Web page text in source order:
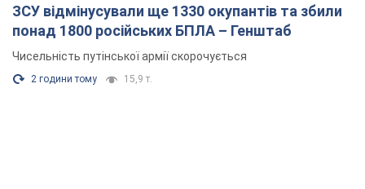
ЗСУ відмінусували ще 1330 окупантів та збили
понад 1800 російських БПЛА – Генштаб
Чисельність путінської армії скорочується
2 години тому 15,9 т.